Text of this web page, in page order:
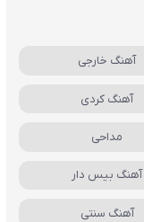
آهنگ خارجی
آهنگ کردی
مداحی
آهنگ بیس دار
آهنگ سنتی